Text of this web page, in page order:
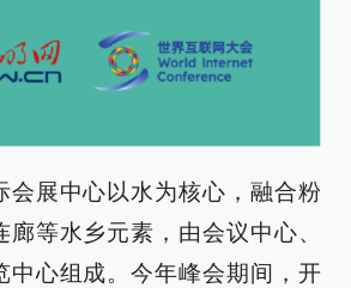
会展中心以水为核心，融合粉
等水乡元素，由会议中心、
中心组成。今年峰会期间，开